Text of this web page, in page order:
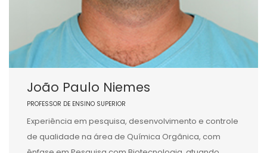
João Paulo Niemes
PROFESSOR DE ENSINO SUPERIOR
Experiência em pesquisa, desenvolvimento e controle
de qualidade na área de Química Orgânica, com